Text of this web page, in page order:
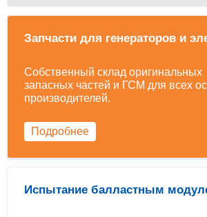
Запчасти для генераторов и
Собственный склад оригинальных
запасных частей и ГСМ для всех
производителей.
Подробнее
Испытание балластным